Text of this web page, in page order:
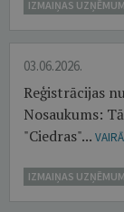
IZMAIŅAS
03.06.2026.
Reģistrācijas
Nosaukums:
"Ciedras"...
IZMAIŅAS